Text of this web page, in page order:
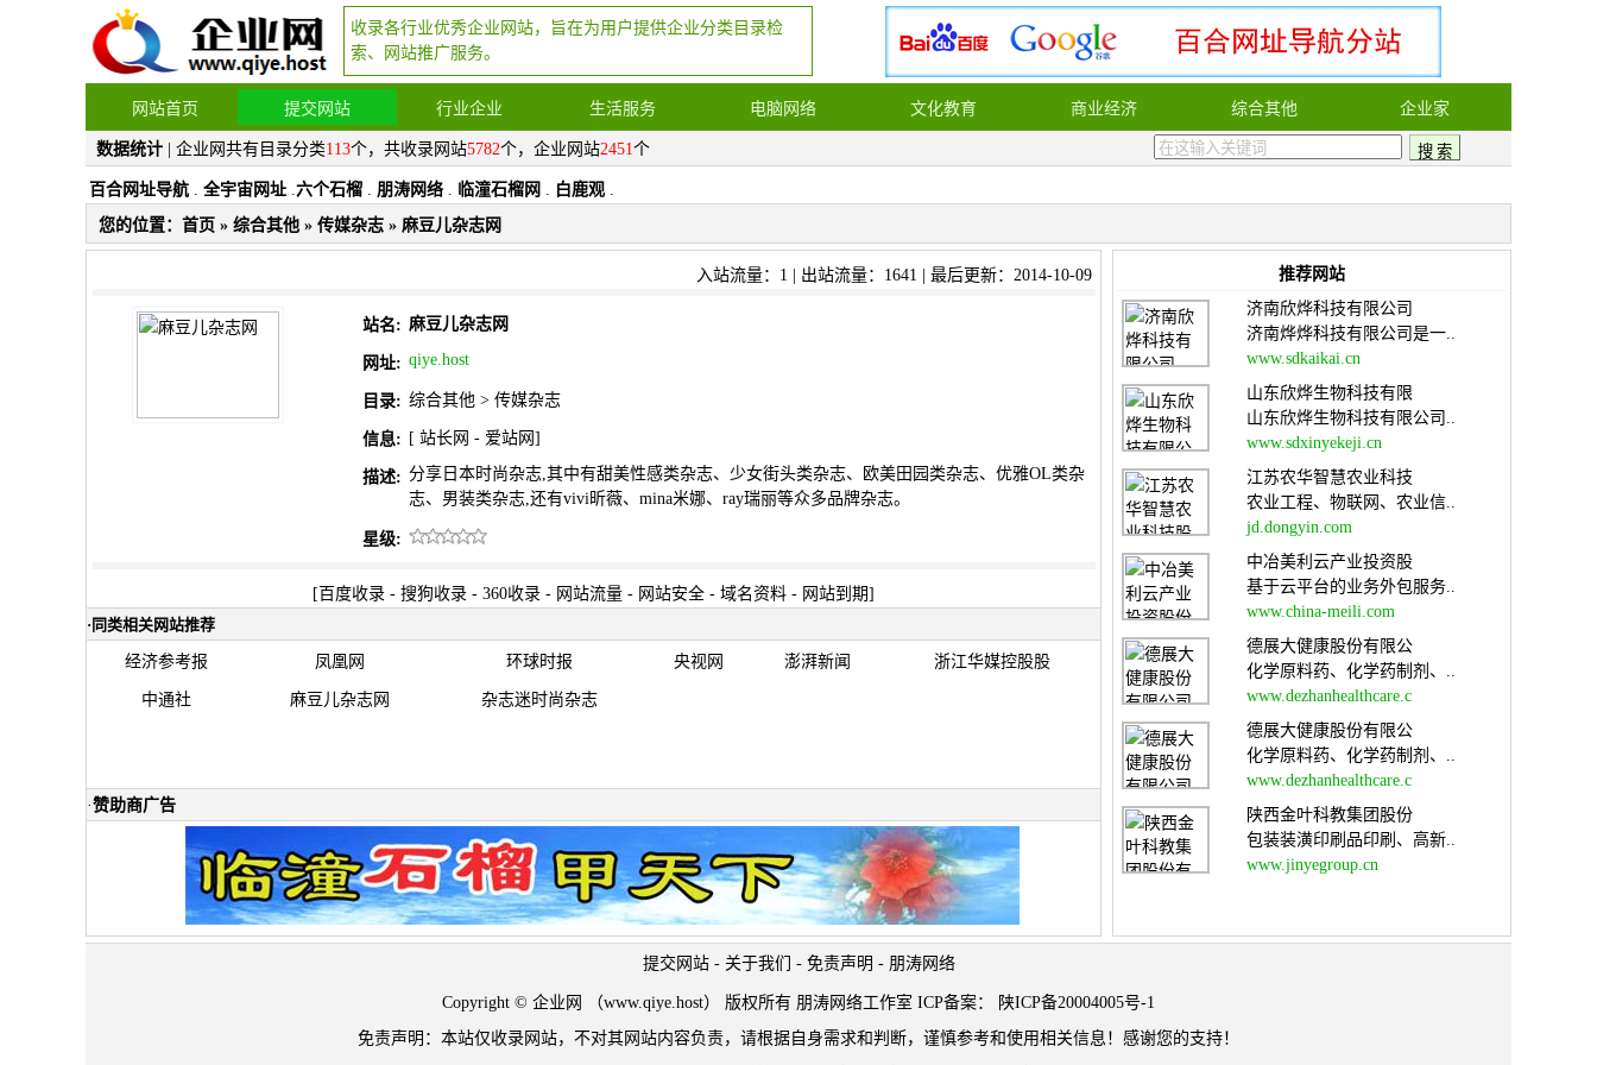
收录各行业优秀企业网站，旨在为用户提供企业分类目录检
索、网站推广服务。
网站首页 提交网站 行业企业 生活服务 电脑网络 文化教育 商业经济 综合其他 企业家
数据统计 | 企业网共有目录分类113个，共收录网站5782个，企业网站2451个
百合网址导航 . 全宇宙网址 .六个石榴 . 朋涛网络 . 临潼石榴网 . 白鹿观 .
您的位置： 首页 » 综合其他 » 传媒杂志 » 麻豆儿杂志网
入站流量：1 | 出站流量：1641 | 最后更新：2014-10-09
站名: 麻豆儿杂志网
网址: qiye.host
目录: 综合其他 > 传媒杂志
信息: [ 站长网 - 爱站网 ]
描述: 分享日本时尚杂志,其中有甜美性感类杂志、少女街头类杂志、欧美田园类杂志、优雅OL类杂
志、男装类杂志,还有vivi昕薇、mina米娜、ray瑞丽等众多品牌杂志。
星级:
[ 百度收录 - 搜狗收录 - 360收录 - 网站流量 - 网站安全 - 域名资料 - 网站到期]
· 同类相关网站推荐
经济参考报 凤凰网 环球时报 央视网 澎湃新闻 浙江华媒控股股
中通社 麻豆儿杂志网 杂志迷时尚杂志
·赞助商广告
推荐网站
济南欣烨科技有限公司
济南烨烨科技有限公司是一..
www.sdkaikai.cn
山东欣烨生物科技有限
山东欣烨生物科技有限公司..
www.sdxinyekeji.cn
江苏农华智慧农业科技
农业工程、物联网、农业信..
jd.dongyin.com
中冶美利云产业投资股
基于云平台的业务外包服务..
www.china-meili.com
德展大健康股份有限公
化学原料药、化学药制剂、..
www.dezhanhealthcare.c
德展大健康股份有限公
化学原料药、化学药制剂、..
www.dezhanhealthcare.c
陕西金叶科教集团股份
包装装潢印刷品印刷、高新..
www.jinyegroup.cn
提交网站 - 关于我们 - 免责声明 - 朋涛网络
Copyright © 企业网 （www.qiye.host） 版权所有 朋涛网络工作室 ICP备案：
陕ICP备20004005号-1
免责声明：本站仅收录网站，不对其网站内容负责，请根据自身需求和判断，谨慎参考和使用相关信息！感谢您的支持！